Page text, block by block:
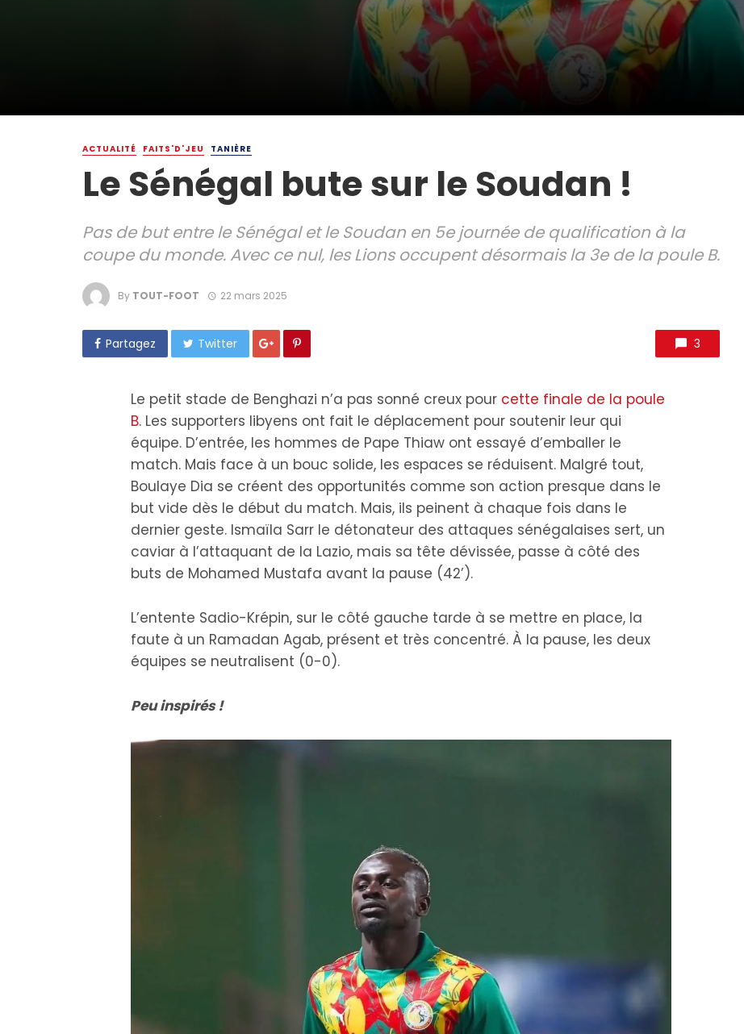
ACTUALITÉ FAITS'D'JEU TANIÈRE
Le Sénégal bute sur le Soudan !
Pas de but entre le Sénégal et le Soudan en 5e journée de qualification à la
coupe du monde. Avec ce nul, les Lions occupent désormais la 3e de la poule B.
By TOUT-FOOT 22 mars 2025
Partagez Twitter 3
Le petit stade de Benghazi n’a pas sonné creux pour cette finale de la poule
B. Les supporters libyens ont fait le déplacement pour soutenir leur qui
équipe. D’entrée, les hommes de Pape Thiaw ont essayé d’emballer le
match. Mais face à un bouc solide, les espaces se réduisent. Malgré tout,
Boulaye Dia se créent des opportunités comme son action presque dans le
but vide dès le début du match. Mais, ils peinent à chaque fois dans le
dernier geste. Ismaïla Sarr le détonateur des attaques sénégalaises sert, un
caviar à l’attaquant de la Lazio, mais sa tête dévissée, passe à côté des
buts de Mohamed Mustafa avant la pause (42’).
L’entente Sadio-Krépin, sur le côté gauche tarde à se mettre en place, la
faute à un Ramadan Agab, présent et très concentré. À la pause, les deux
équipes se neutralisent (0-0).
Peu inspirés !